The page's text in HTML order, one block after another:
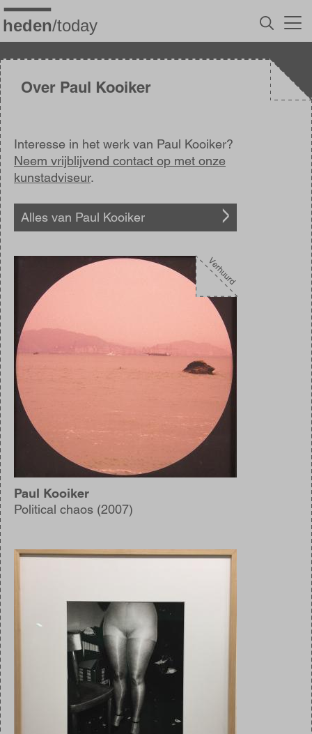
Overslaan
en
naar
inhoud
gaanOver Paul Kooiker
Interesse in het werk van Paul Kooiker?
Neem vrijblijvend contact op met onze
kunstadviseur.
Alles van Paul Kooiker
Paul Kooiker
Political chaos (2007)
Afbeelding